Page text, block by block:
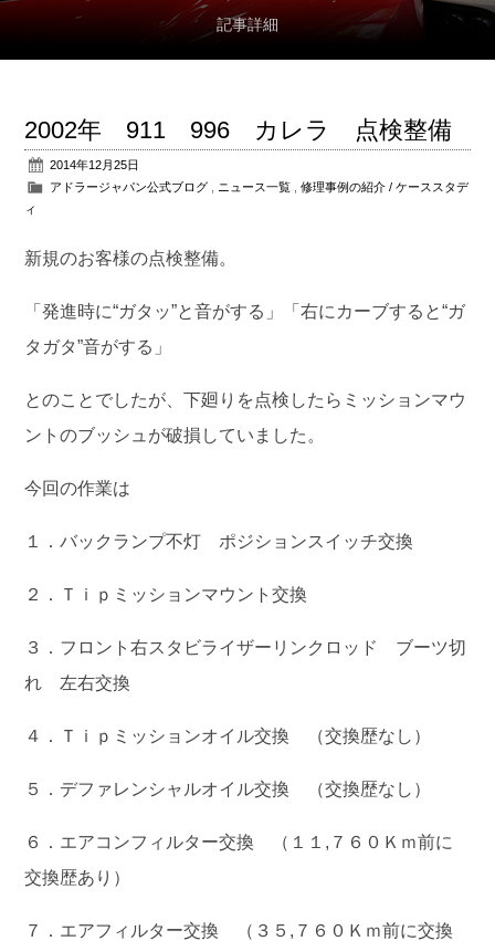
公式ブログ
会社概要
アクセス
お問い合わせ
記事詳細
2002年 911 996 カレラ 点検整備
2014年12月25日
アドラージャパン公式ブログ
ニュース一覧 ,修理事例の紹介 / ケーススタデ
ィ
新規のお客様の点検整備。
「発進時に“ガタッ”と音がする」「右にカーブすると“ガ
タガタ”音がする」
とのことでしたが、下廻りを点検したらミッションマウ
ントのブッシュが破損していました。
今回の作業は
１．バックランプ不灯 ポジションスイッチ交換
２．Ｔｉｐミッションマウント交換
３．フロント右スタビライザーリンクロッド ブーツ切
れ 左右交換
４．Ｔｉｐミッションオイル交換 （交換歴なし）
５．デファレンシャルオイル交換 （交換歴なし）
６．エアコンフィルター交換 （１１,７６０Ｋｍ前に
交換歴あり）
７．エアフィルター交換 （３５,７６０Ｋｍ前に交換